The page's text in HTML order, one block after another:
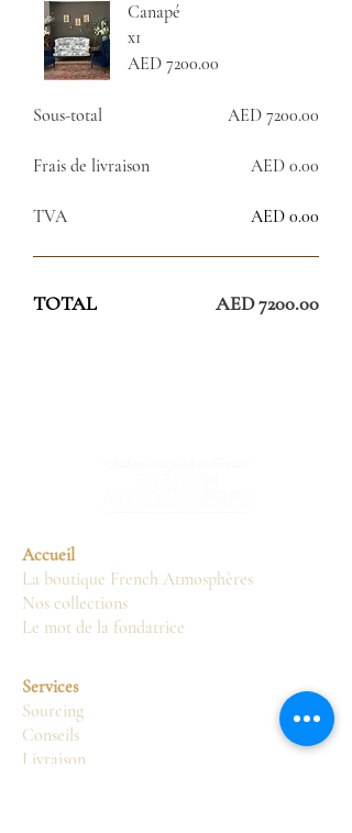
Canapé
x1
AED 7200.00
Sous-total AED 7200.00
Frais de livraison AED 0.00
TVA AED 0.00
TOTAL AED 7200.00
Accueil
La boutique French Atmosphères
Nos collections
Le mot de la fondatrice
Services
Sourcing
Conseils
Livraison